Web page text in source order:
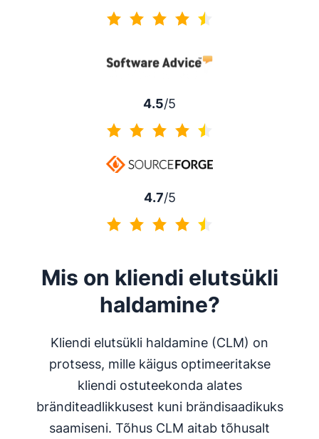
4.5/5
4.7/5
Mis on kliendi elutsükli
haldamine?
Kliendi elutsükli haldamine (CLM) on
protsess, mille käigus optimeeritakse
kliendi ostuteekonda alates
bränditeadlikkusest kuni brändisaadikuks
saamiseni. Tõhus CLM aitab tõhusalt